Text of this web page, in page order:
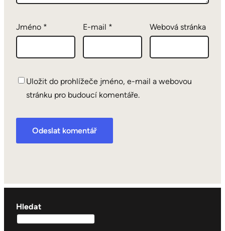
Jméno * E-mail * Webová stránka
Uložit do prohlížeče jméno, e-mail a webovou
stránku pro budoucí komentáře.
Hledat